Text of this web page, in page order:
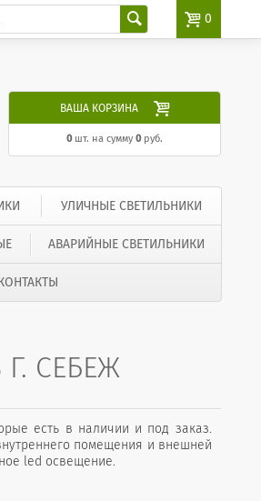
 0
ВАША КОРЗИНА 
0шт. на сумму 0руб.
УЛИЧНЫЕ СВЕТИЛЬНИКИ
АВАРИЙНЫЕ СВЕТИЛЬНИКИ
СЕБЕЖ
есть в наличии и под заказ.
помещения и внешней
led освещение.